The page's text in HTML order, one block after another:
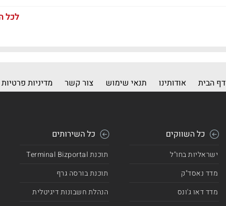
לכל
דף הבית אודותינו תנאי שימוש צור קשר מדיניות פרטיות
כל השווקים
ישראליות בחו"ל
מדד נאסד"ק
מדד דאו ג'ונס
כל השירותים
תוכנת Terminal Bizportal
תוכנת בורסה גרף
הנהלת חשבונות דיגיטלית